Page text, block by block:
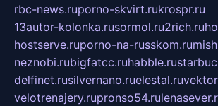
rbc-news.ruporno-skvirt.rukrospr.ru
13autor-kolonka.rusormol.ru2rich.ru
hostserve.ruporno-na-russkom.ru
neznobi.rubigfatcc.ruhabble.ru
delfinet.rusilvernano.ruelestal.ru
velotrenajery.rupronso54.ru